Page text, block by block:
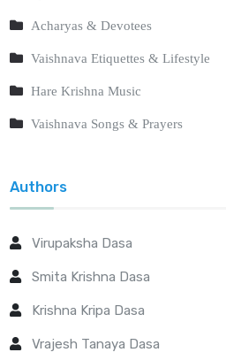
Acharyas & Devotees
Vaishnava Etiquettes & Lifestyle
Hare Krishna Music
Vaishnava Songs & Prayers
Authors
Virupaksha Dasa
Smita Krishna Dasa
Krishna Kripa Dasa
Vrajesh Tanaya Dasa